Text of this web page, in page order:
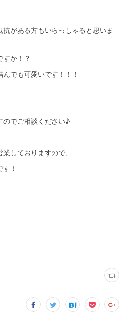
がある方もいらっしゃると思いま
すか！？
でも可愛いです！！！
のでご相談ください♪
しておりますので、
！